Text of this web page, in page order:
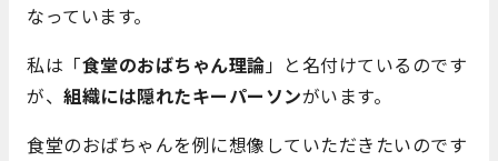
なっています。
私は「食堂のおばちゃん理論」と名付けているのです
が、 組織には隠れたキーパーソンがいます。
食堂のおばちゃんを例に想像していただきたいのです